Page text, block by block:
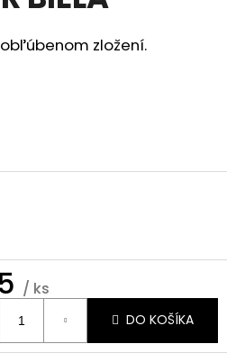
zložení.
/ ks
DO KOŠÍKA